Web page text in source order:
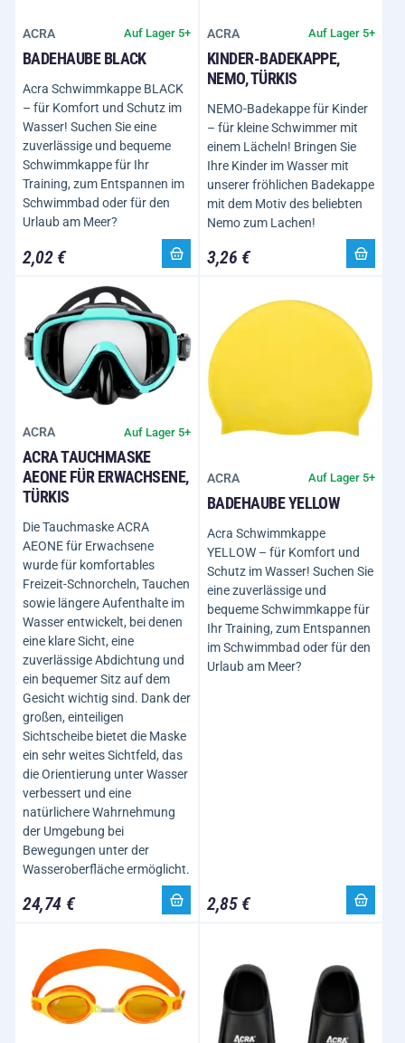
ACRA Auf Lager 5+
BADEHAUBE BLACK
Acra Schwimmkappe BLACK
– für Komfort und Schutz im
Wasser! Suchen Sie eine
zuverlässige und bequeme
Schwimmkappe für Ihr
Training, zum Entspannen im
Schwimmbad oder für den
Urlaub am Meer?
2,02 €
ACRA Auf Lager 5+
KINDER-BADEKAPPE,
NEMO, TÜRKIS
NEMO-Badekappe für Kinder
– für kleine Schwimmer mit
einem Lächeln! Bringen Sie
Ihre Kinder im Wasser mit
unserer fröhlichen Badekappe
mit dem Motiv des beliebten
Nemo zum Lachen!
3,26 €
ACRA Auf Lager 5+
ACRA TAUCHMASKE
AEONE FÜR ERWACHSENE,
TÜRKIS
Die Tauchmaske ACRA
AEONE für Erwachsene
wurde für komfortables
Freizeit-Schnorcheln, Tauchen
sowie längere Aufenthalte im
Wasser entwickelt, bei denen
eine klare Sicht, eine
zuverlässige Abdichtung und
ein bequemer Sitz auf dem
Gesicht wichtig sind. Dank der
großen, einteiligen
Sichtscheibe bietet die Maske
ein sehr weites Sichtfeld, das
die Orientierung unter Wasser
verbessert und eine
natürlichere Wahrnehmung
der Umgebung bei
Bewegungen unter der
Wasseroberfläche ermöglicht.
24,74 €
ACRA Auf Lager 5+
BADEHAUBE YELLOW
Acra Schwimmkappe
YELLOW – für Komfort und
Schutz im Wasser! Suchen Sie
eine zuverlässige und
bequeme Schwimmkappe für
Ihr Training, zum Entspannen
im Schwimmbad oder für den
Urlaub am Meer?
2,85 €